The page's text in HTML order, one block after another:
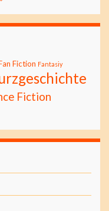
Fiction Fantasiy
Fiction